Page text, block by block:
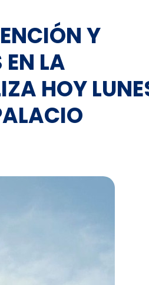
Y
LA
HOY